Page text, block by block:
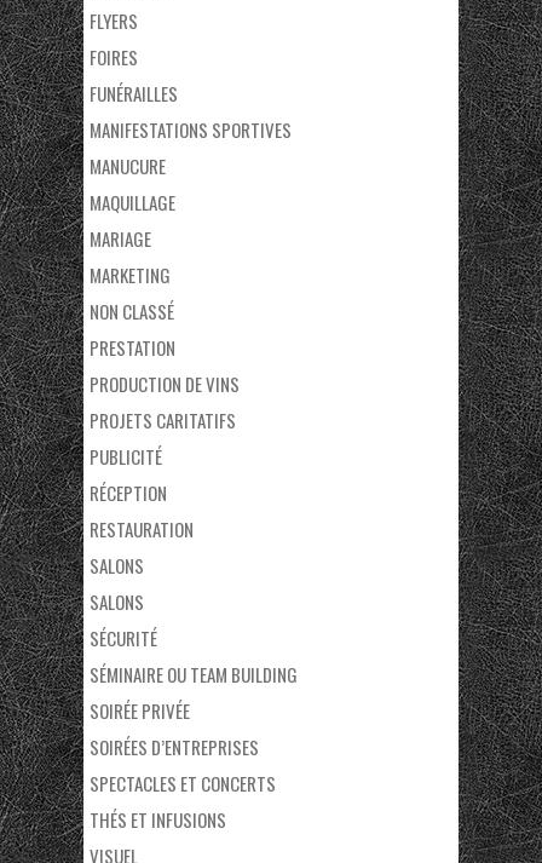
FLYERS
FOIRES
FUNÉRAILLES
MANIFESTATIONS SPORTIVES
MANUCURE
MAQUILLAGE
MARIAGE
MARKETING
NON CLASSÉ
PRESTATION
PRODUCTION DE VINS
PROJETS CARITATIFS
PUBLICITÉ
RÉCEPTION
RESTAURATION
SALONS
SALONS
SÉCURITÉ
SÉMINAIRE OU TEAM BUILDING
SOIRÉE PRIVÉE
SOIRÉES D’ENTREPRISES
SPECTACLES ET CONCERTS
THÉS ET INFUSIONS
VISUEL